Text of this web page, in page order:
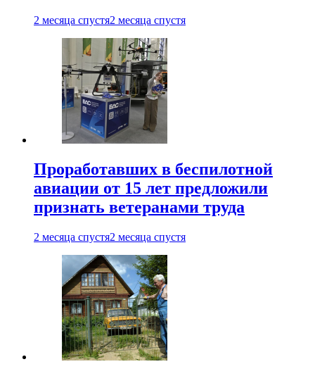
2 месяца спустя2 месяца спустя
Проработавших в беспилотной
авиации от 15 лет предложили
признать ветеранами труда
2 месяца спустя2 месяца спустя